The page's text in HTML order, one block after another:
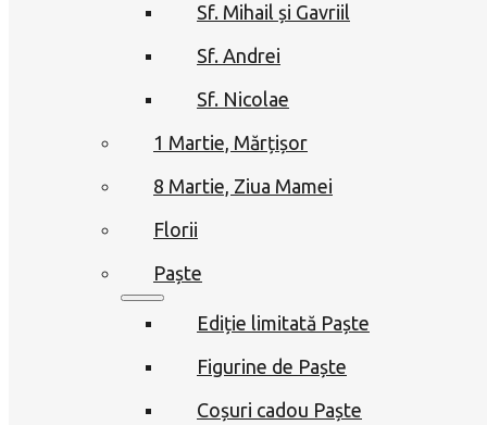
Sf. Mihail și Gavriil
Sf. Andrei
Sf. Nicolae
1 Martie, Mărțișor
8 Martie, Ziua Mamei
Florii
Paște
Ediție limitată Paște
Figurine de Paște
Coșuri cadou Paște